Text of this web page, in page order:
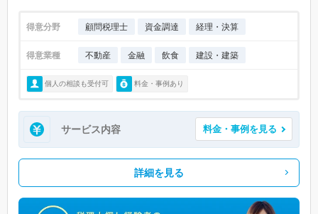
得意分野 顧問税理士 資金調達 経理・決算
得意業種 不動産 金融 飲食 建設・建築
個人の相談も受付可 料金・事例あり
サービス内容 料金・事例を見る
詳細を見る